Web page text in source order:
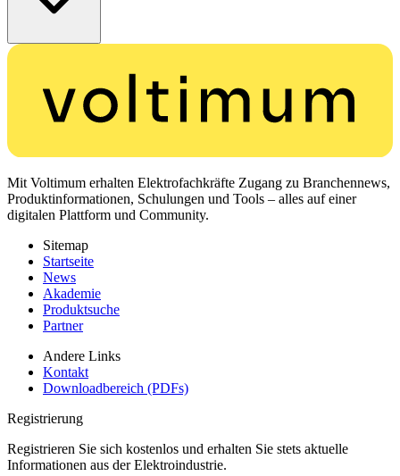
Mit Voltimum erhalten Elektrofachkräfte Zugang zu Branchennews,
Produktinformationen, Schulungen und Tools – alles auf einer
digitalen Plattform und Community.
Sitemap
Startseite
News
Akademie
Produktsuche
Partner
Andere Links
Kontakt
Downloadbereich (PDFs)
Registrierung
Registrieren Sie sich kostenlos und erhalten Sie stets aktuelle
Informationen aus der Elektroindustrie.